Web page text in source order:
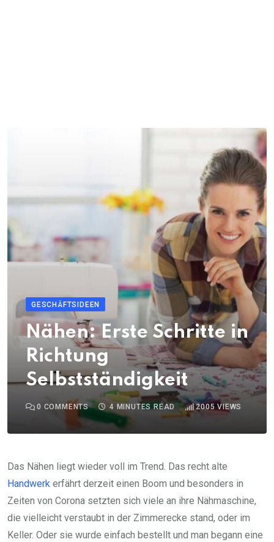
GESCHÄFTSIDEEN
Nähen: Erste Schritte in
Richtung
Selbstständigkeit
0 COMMENTS 4 MINUTES READ 2005 VIEWS
Das Nähen liegt wieder voll im Trend. Das recht alte
Handwerk erfährt derzeit einen Boom und besonders in
Zeiten von Corona setzten sich viele an ihre Nähmaschine,
die vielleicht verstaubt in der Zimmerecke stand, oder im
Keller. Oder sie wurde einfach bestellt und man begann eine